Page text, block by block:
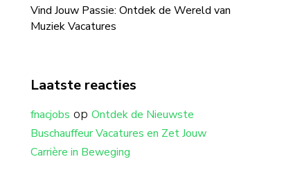
Vind Jouw Passie: Ontdek de Wereld van
Muziek Vacatures
Laatste reacties
fnacjobs op Ontdek de Nieuwste
Buschauffeur Vacatures en Zet Jouw
Carrière in Beweging